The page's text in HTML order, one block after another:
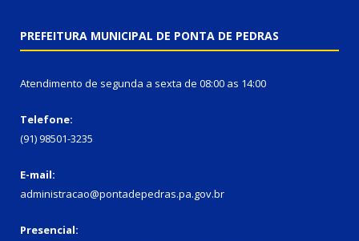
PREFEITURA MUNICIPAL DE PONTA DE PEDRAS
Atendimento de segunda a sexta de 08:00 as 14:00
Telefone:
(91) 98501-3235
E-mail:
administracao@pontadepedras.pa.gov.br
Presencial: